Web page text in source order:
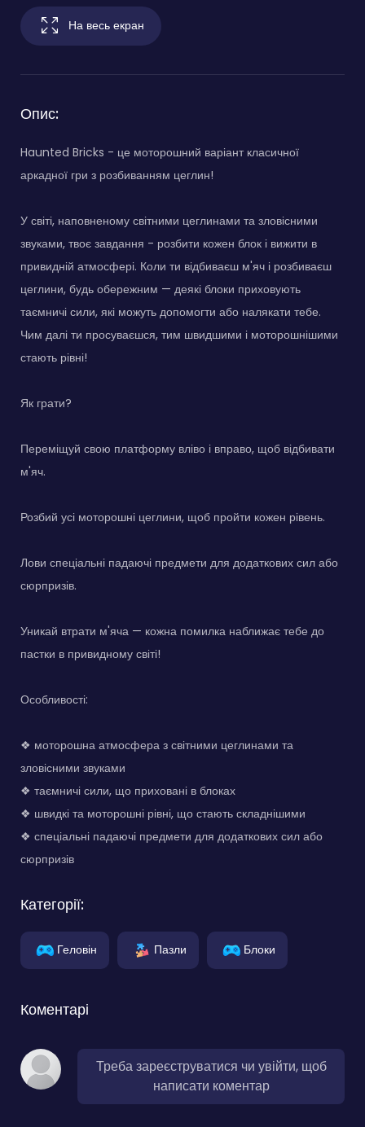
На весь екран
Опис:
Haunted Bricks - це моторошний варіант класичної
аркадної гри з розбиванням цеглин!
У світі, наповненому світними цеглинами та зловісними
звуками, твоє завдання - розбити кожен блок і вижити в
привидній атмосфері. Коли ти відбиваєш м'яч і розбиваєш
цеглини, будь обережним — деякі блоки приховують
таємничі сили, які можуть допомогти або налякати тебе.
Чим далі ти просуваєшся, тим швидшими і моторошнішими
стають рівні!
Як грати?
Переміщуй свою платформу вліво і вправо, щоб відбивати
м'яч.
Розбий усі моторошні цеглини, щоб пройти кожен рівень.
Лови спеціальні падаючі предмети для додаткових сил або
сюрпризів.
Уникай втрати м'яча — кожна помилка наближає тебе до
пастки в привидному світі!
Особливості:
❖ моторошна атмосфера з світними цеглинами та
зловісними звуками
❖ таємничі сили, що приховані в блоках
❖ швидкі та моторошні рівні, що стають складнішими
❖ спеціальні падаючі предмети для додаткових сил або
сюрпризів
Категорії:
Геловін Пазли Блоки
Коментарі
Треба зареєструватися чи увійти, щоб
написати коментар